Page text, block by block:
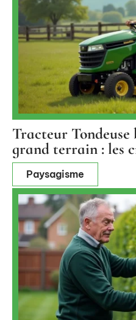
Tracteur
grand terrain : les
Paysagisme